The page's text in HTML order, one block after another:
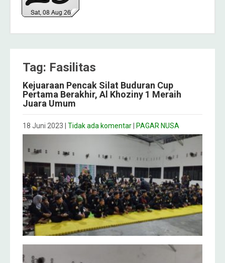
Tag: Fasilitas
Kejuaraan Pencak Silat Buduran Cup
Pertama Berakhir, Al Khoziny 1 Meraih
Juara Umum
18 Juni 2023 Tidak ada komentar PAGAR NUSA